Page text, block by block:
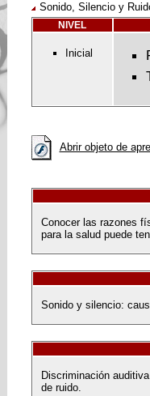
Sonido, Silencio y
NIVEL
Inicial
Abrir objeto de
Conocer las razones
para la salud puede
Sonido y silencio:
Discriminación
de ruido.